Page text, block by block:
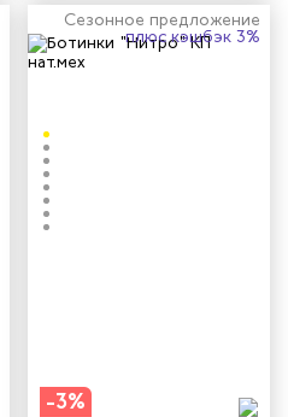
Сезонное предложение
плюс кэшбэк 3%
-3%